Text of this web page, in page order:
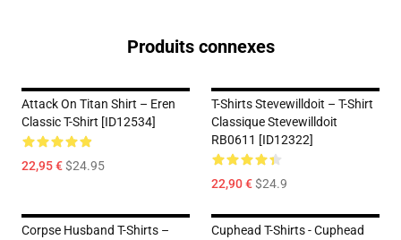
Produits connexes
Attack On Titan Shirt – Eren
Classic T-Shirt [ID12534]
22,95 €$24.95
T-Shirts Stevewilldoit – T-Shirt
Classique Stevewilldoit
RB0611 [ID12322]
22,90 €$24.9
Corpse Husband T-Shirts –
Cuphead T-Shirts - Cuphead